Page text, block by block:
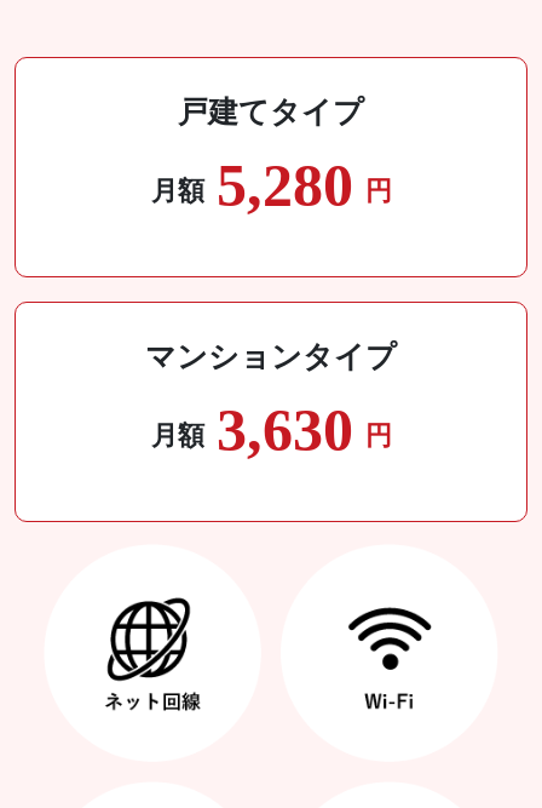
戸建てタイプ
月額 5,280 円
マンションタイプ
月額 3,630 円